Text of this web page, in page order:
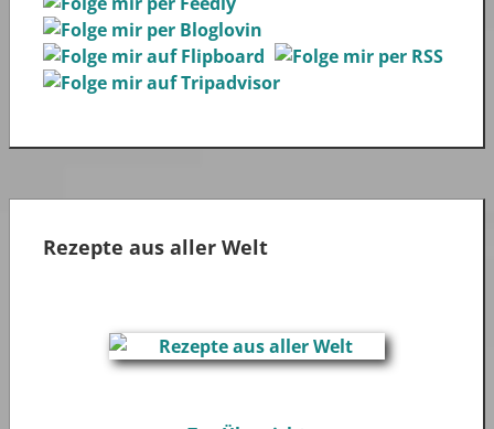
Rezepte aus aller Welt